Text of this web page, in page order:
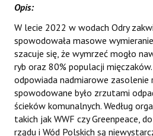
Opis:
W lecie 2022 w wodach Odry
spowodowała masowe
szacuje się, że wymrzeć mogło
ryb oraz 80% populacji
odpowiada nadmiarowe zasolenie
spowodowane było zrzutami
ścieków komunalnych. Według
takich jak WWF czy Greenpeace,
rządu i Wód Polskich są